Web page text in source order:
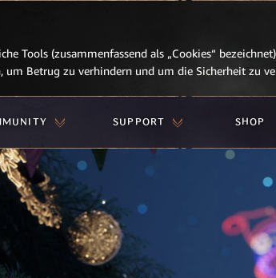
Tools (zusammenfassend als „Cookies“
Betrug zu verhindern und um die Sicherheit zu
SUPPORT SHOP